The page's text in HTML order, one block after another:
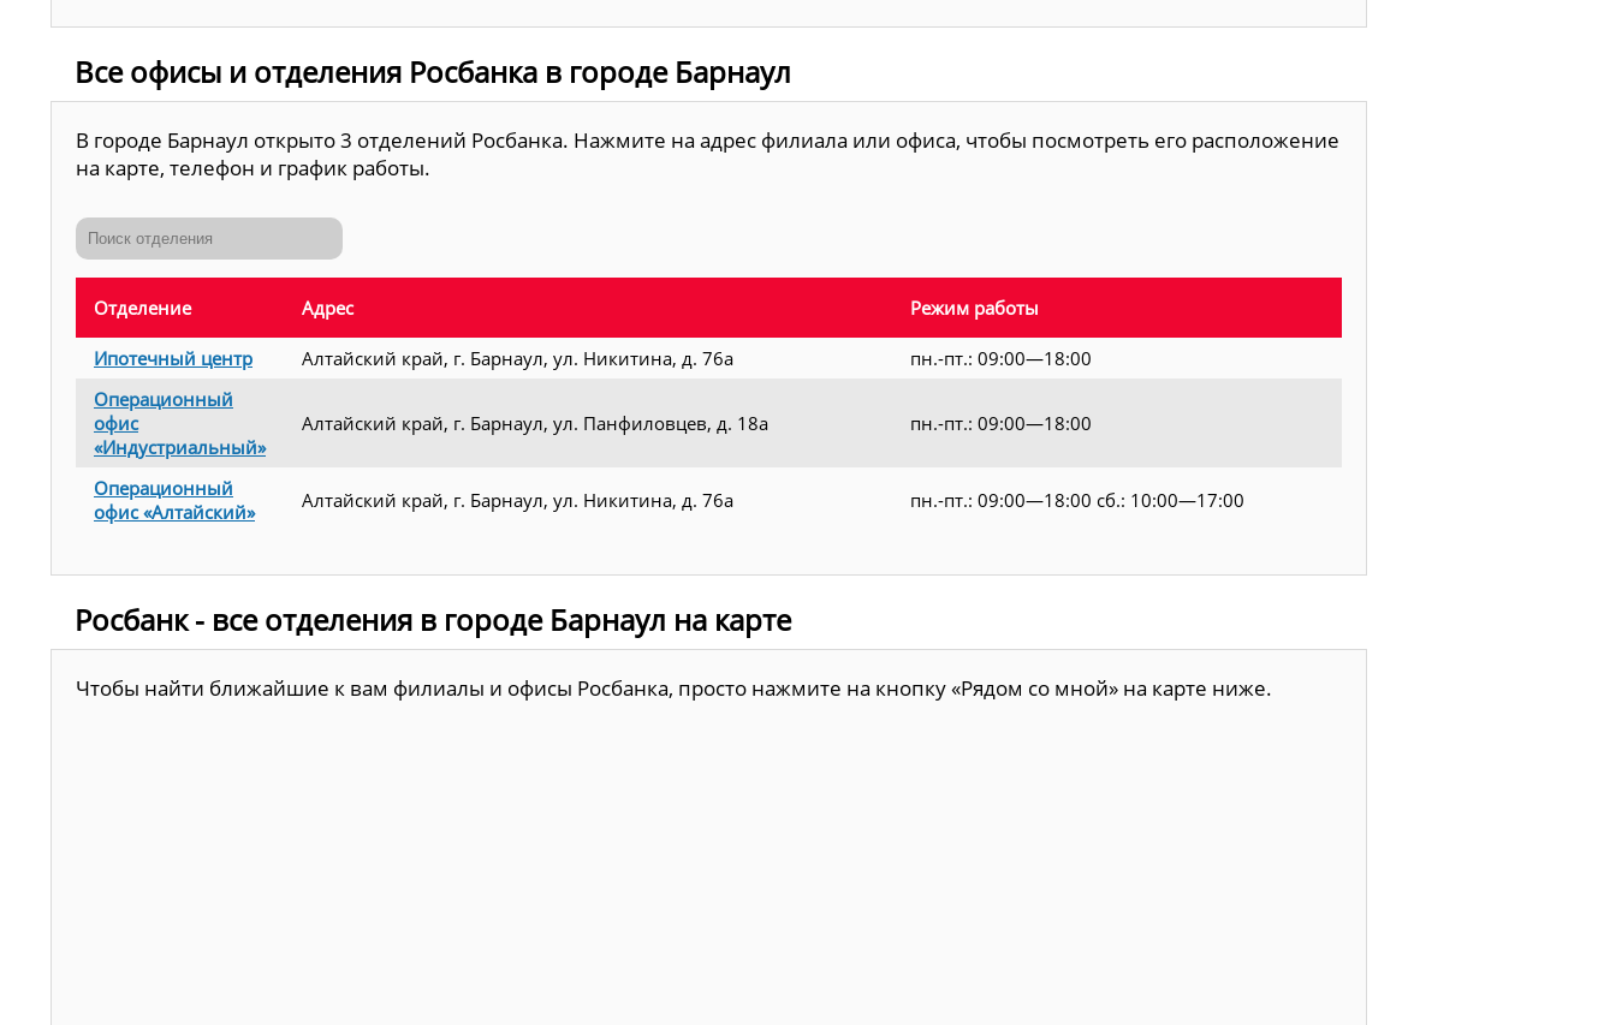
Все офисы и отделения Росбанка в городе Барнаул
В городе Барнаул открыто 3 отделений Росбанка. Нажмите на адрес филиала или офиса, чтобы посмотреть его расположение
на карте, телефон и график работы.
Отделение Адрес Режим работы
Ипотечный центр Алтайский край, г. Барнаул, ул. Никитина, д. 76а
пн.-пт.: 09:00—18:00
Операционный
офис
«Индустриальный»
Алтайский край, г. Барнаул, ул. Панфиловцев, д. 18а пн.-пт.: 09:00—18:00
Операционный
офис «Алтайский»
Алтайский край, г. Барнаул, ул. Никитина, д. 76а пн.-пт.: 09:00—18:00 сб.: 10:00—17:00
Росбанк - все отделения в городе Барнаул на карте
Чтобы найти ближайшие к вам филиалы и офисы Росбанка, просто нажмите на кнопку «Рядом со мной» на карте ниже.